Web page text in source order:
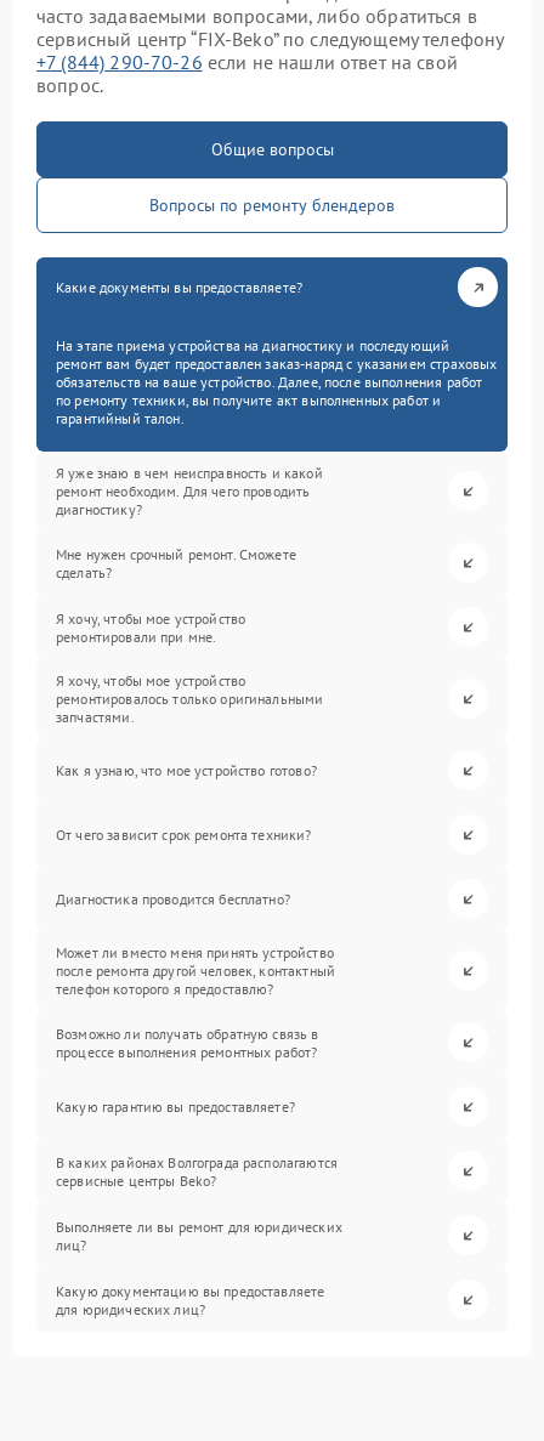
часто задаваемыми вопросами, либо обратиться в
сервисный центр “FIX-Beko” по следующему телефону
+7 (844) 290-70-26 если не нашли ответ на свой
вопрос.
Общие вопросы
Вопросы по ремонту блендеров
Какие документы вы предоставляете?
На этапе приема устройства на диагностику и последующий
ремонт вам будет предоставлен заказ-наряд с указанием страховых
обязательств на ваше устройство. Далее, после выполнения работ
по ремонту техники, вы получите акт выполненных работ и
гарантийный талон.
Я уже знаю в чем неисправность и какой
ремонт необходим. Для чего проводить
диагностику?
Мне нужен срочный ремонт. Сможете
сделать?
Я хочу, чтобы мое устройство
ремонтировали при мне.
Я хочу, чтобы мое устройство
ремонтировалось только оригинальными
запчастями.
Как я узнаю, что мое устройство готово?
От чего зависит срок ремонта техники?
Диагностика проводится бесплатно?
Может ли вместо меня принять устройство
после ремонта другой человек, контактный
телефон которого я предоставлю?
Возможно ли получать обратную связь в
процессе выполнения ремонтных работ?
Какую гарантию вы предоставляете?
В каких районах Волгограда располагаются
сервисные центры Beko?
Выполняете ли вы ремонт для юридических
лиц?
Какую документацию вы предоставляете
для юридических лиц?